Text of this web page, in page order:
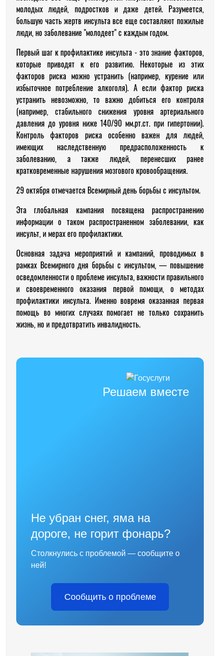
молодых людей, подростков и даже детей. Разумеется,
большую часть жертв инсульта все еще составляют пожилые
люди, но заболевание "молодеет" с каждым годом.
Первый шаг к профилактике инсульта - это знание факторов,
которые приводят к его развитию. Некоторые из этих
факторов риска можно устранить (например, курение или
избыточное потребление алкоголя). А если фактор риска
устранить невозможно, то важно добиться его контроля
(например, стабильного снижения уровня артериального
давления до уровня ниже 140/90 мм.рт.ст. при гипертонии).
Контроль факторов риска особенно важен для людей,
имеющих наследственную предрасположенность к
заболеванию, а также людей, перенесших ранее
кратковременные нарушения мозгового кровообращения.
29 октября отмечается Всемирный день борьбы с инсультом.
Эта глобальная кампания посвящена распространению
информации о таком распространенном заболевании, как
инсульт, и мерах его профилактики.
Основная задача мероприятий и кампаний, проводимых в
рамках Всемирного дня борьбы с инсультом, — повышение
осведомленности о проблеме инсульта, важности правильного
и своевременного оказания первой помощи, о методах
профилактики инсульта. Именно вовремя оказанная первая
помощь во многих случаях помогает не только сохранить
жизнь, но и предотвратить инвалидность.
Решаем вместе
Не убран снег, яма на
дороге, не горит фонарь?
Столкнулись с проблемой — сообщите о
ней!
Сообщить о проблеме